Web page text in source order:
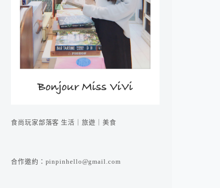
食尚玩家部落客 生活｜旅遊｜美食
合作邀約：pinpinhello@gmail.com